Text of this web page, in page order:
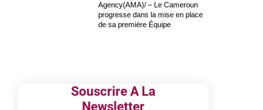
Agency(AMA)/ – Le Cameroun
progresse dans la mise en place
de sa première Équipe
Souscrire A La
Newsletter